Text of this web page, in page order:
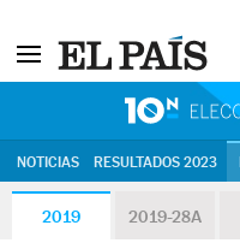
NOTICIAS RESULTADOS 2023
2019 2019-28A